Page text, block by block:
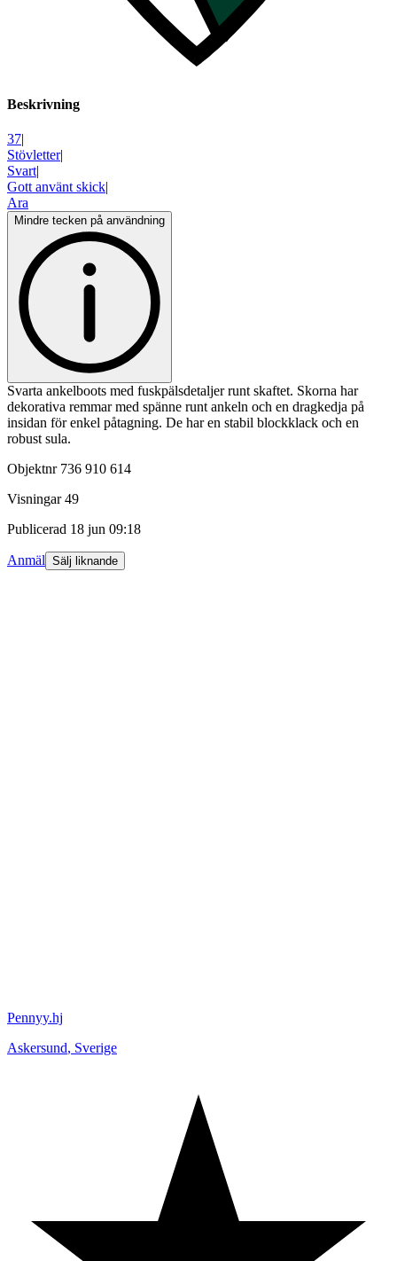
Beskrivning
37|
Stövletter|
Svart|
Gott använt skick|
Ara
Mindre tecken på användning
Svarta ankelboots med fuskpälsdetaljer runt skaftet. Skorna har
dekorativa remmar med spänne runt ankeln och en dragkedja på
insidan för enkel påtagning. De har en stabil blockklack och en
robust sula.
Objektnr 736 910 614
Visningar 49
Publicerad 18 jun 09:18
Anmäl Sälj liknande
Pennyy.hj
Askersund, Sverige